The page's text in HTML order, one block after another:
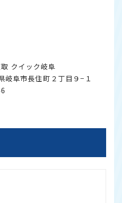
クイック岐阜
阜市長住町２丁目９−１